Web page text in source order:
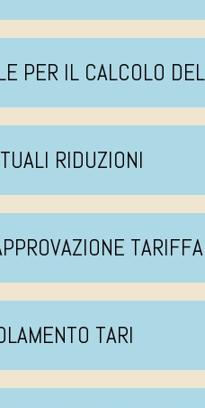
PER IL CALCOLO
RIDUZIONI
TARIFFA
TARI